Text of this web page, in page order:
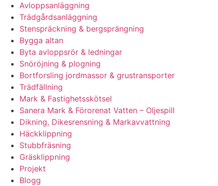
Avloppsanläggning
Trädgårdsanläggning
Stenspräckning & bergsprängning
Bygga altan
Byta avloppsrör & ledningar
Snöröjning & plogning
Bortforsling jordmassor & grustransporter
Trädfällning
Mark & Fastighetsskötsel
Sanera Mark & Förorenat Vatten – Oljespill
Dikning, Dikesrensning & Markavvattning
Häckklippning
Stubbfräsning
Gräsklippning
Projekt
Blogg